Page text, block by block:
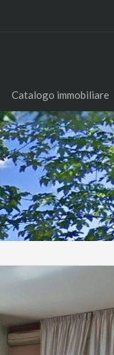
Catalogo immobiliare